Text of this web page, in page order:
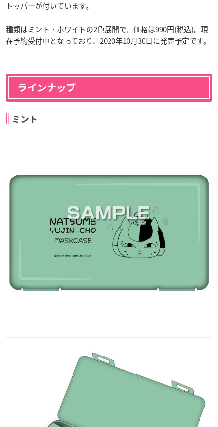
トッパーが付いています。
種類はミント・ホワイトの2色展開で、価格は990円(税込)。現
在予約受付中となっており、2020年10月30日に発売予定です。
ラインナップ
ミント